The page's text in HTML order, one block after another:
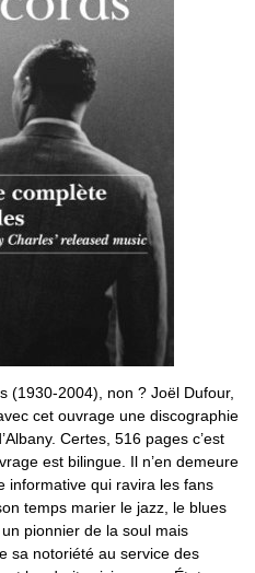
(1930-2004), non ? Joël Dufour,
cet ouvrage une discographie
Certes, 516 pages c’est
est bilingue. Il n’en demeure
informative qui ravira les fans
temps marier le jazz, le blues
pionnier de la soul mais
sa notoriété au service des